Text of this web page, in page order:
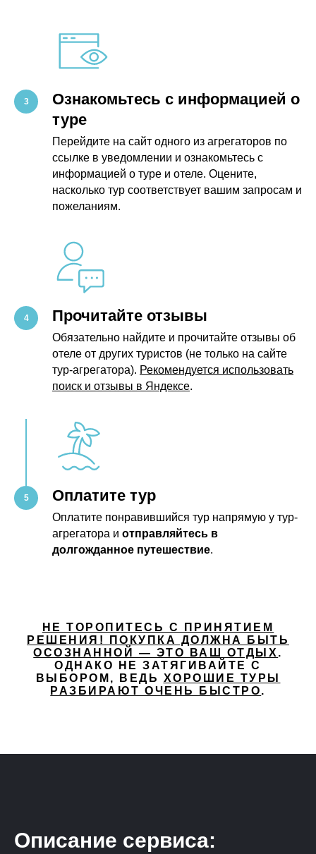
Ознакомьтесь с информацией о
туре
Перейдите на сайт одного из агрегаторов по
ссылке в уведомлении и ознакомьтесь с
информацией о туре и отеле. Оцените,
насколько тур соответствует вашим запросам и
пожеланиям.
Прочитайте отзывы
Обязательно найдите и прочитайте отзывы об
отеле от других туристов (не только на сайте
тур-агрегатора). Рекомендуется использовать
поиск и отзывы в Яндексе.
Оплатите тур
Оплатите понравившийся тур напрямую у тур-
агрегатора и отправляйтесь в
долгожданное путешествие.
НЕ ТОРОПИТЕСЬ С ПРИНЯТИЕМ
РЕШЕНИЯ! ПОКУПКА ДОЛЖНА БЫТЬ
ОСОЗНАННОЙ — ЭТО ВАШ ОТДЫХ .
ОДНАКО НЕ ЗАТЯГИВАЙТЕ С
ВЫБОРОМ, ВЕДЬ ХОРОШИЕ ТУРЫ
РАЗБИРАЮТ ОЧЕНЬ БЫСТРО.
Описание сервиса: